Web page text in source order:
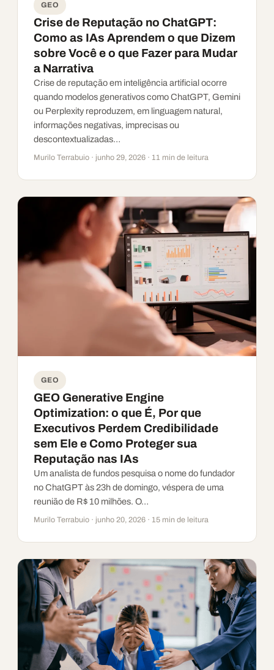
GEO
Crise de Reputação no ChatGPT:
Como as IAs Aprendem o que Dizem
sobre Você e o que Fazer para Mudar
a Narrativa
Crise de reputação em inteligência artificial ocorre
quando modelos generativos como ChatGPT, Gemini
ou Perplexity reproduzem, em linguagem natural,
informações negativas, imprecisas ou
descontextualizadas…
Murilo Terrabuio · junho 29, 2026 · 11 min de leitura
GEO
GEO Generative Engine
Optimization: o que É, Por que
Executivos Perdem Credibilidade
sem Ele e Como Proteger sua
Reputação nas IAs
Um analista de fundos pesquisa o nome do fundador
no ChatGPT às 23h de domingo, véspera de uma
reunião de R$ 10 milhões. O…
Murilo Terrabuio · junho 20, 2026 · 15 min de leitura